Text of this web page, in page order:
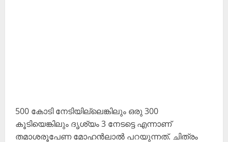
500 കോടി നേടിയില്ലെങ്കിലും ഒരു 300
കൂടിയെങ്കിലും ദൃശ്യം 3 നേടട്ടെ എന്നാണ്
തമാശരൂപേണ മോഹൻലാൽ പറയുന്നത്. ചിത്രം